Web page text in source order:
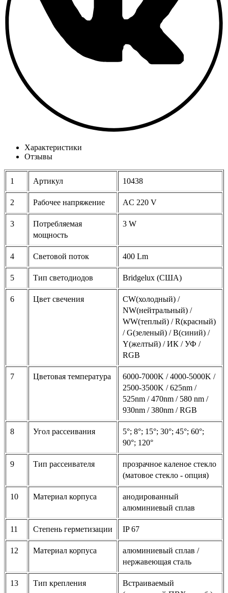
Характеристики
Отзывы
1 Артикул 10438
2 Рабочее напряжение AC 220 V
3
Потребляемая
мощность
3 W
4 Световой поток 400 Lm
5 Тип светодиодов Bridgelux (США)
6 Цвет свечения
CW(холодный) /
NW(нейтральный) /
WW(теплый) / R(красный)
/ G(зеленый) / B(синий) /
Y(желтый) / ИК / УФ /
RGB
7 Цветовая температура
6000-7000K / 4000-5000K /
2500-3500K / 625nm /
525nm / 470nm / 580 nm /
930nm / 380nm / RGB
8 Угол рассеивания
5°; 8°; 15°; 30°; 45°; 60°;
90°; 120°
9 Тип рассеивателя
прозрачное каленое стекло
(матовое стекло - опция)
10 Материал корпуса
анодированный
алюминиевый сплав
11 Степень герметизации IP 67
12 Материал корпуса
алюминиевый сплав /
нержавеющая сталь
13 Тип крепления
Встраиваемый